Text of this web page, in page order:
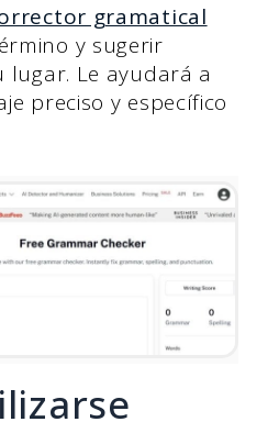
gramatical
y sugerir
lugar. Le ayudará a
preciso y específico